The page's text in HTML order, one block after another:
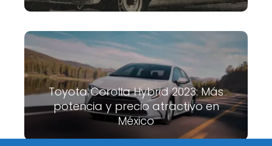
Toyota Corolla Hybrid 2023: Más
potencia y precio atractivo en
México